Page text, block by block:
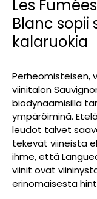
Les
Blanc
kalaruokia
Perheomisteisen,
viinitalon
biodynaamisilla
ympäröiminä.
leudot talvet
tekevät viineistä
ihme, että
viinit ovat
erinomaisesta